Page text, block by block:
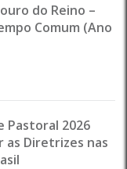
do Reino –
Comum (Ano
Pastoral 2026
as Diretrizes nas